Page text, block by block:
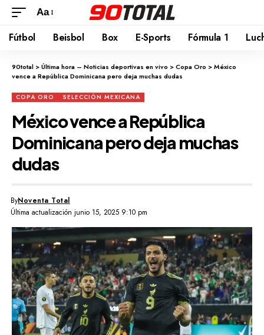
Aa
Fútbol Beisbol Box E-Sports Fórmula 1
90total >Última hora – Noticias deportivas en vivo >Copa Oro >México
vence a República Dominicana pero deja muchas dudas
COPA ORO SELECCIÓN MEXICANA
México vence a República
Dominicana pero deja muchas
dudas
Última actualización junio 15, 2025 9:10 pm
ByNoventa Total